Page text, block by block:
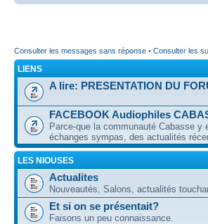
Consulter les messages sans réponse • Consulter les
LIENS
A lire: PRESENTATION DU
FACEBOOK Audiophiles
Parce-que la communauté Cabasse
échanges sympas, des actualités
LES NIOUSES
Actualites
Nouveautés, Salons, actualités
Et si on se présentait?
Faisons un peu connaissance.